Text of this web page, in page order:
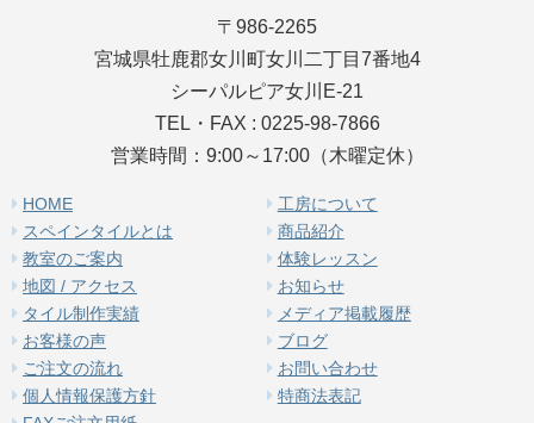
〒986-2265
宮城県牡鹿郡女川町女川二丁目7番地4
シーパルピア女川E-21
TEL・FAX : 0225-98-7866
営業時間：9:00～17:00（木曜定休）
HOME
工房について
スペインタイルとは
商品紹介
教室のご案内
体験レッスン
地図 / アクセス
お知らせ
タイル制作実績
メディア掲載履歴
お客様の声
ブログ
ご注文の流れ
お問い合わせ
個人情報保護方針
特商法表記